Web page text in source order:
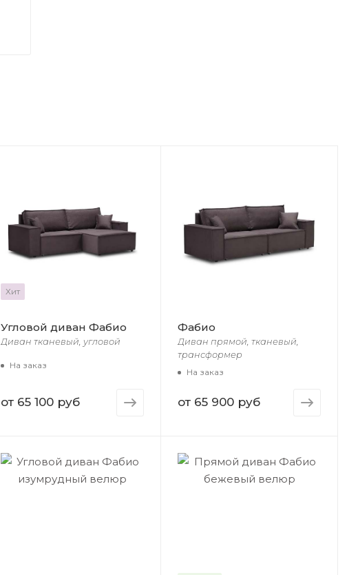
Хит
Угловой диван Фабио
Диван тканевый, угловой
На заказ
от 65 100 руб
Фабио
Диван прямой, тканевый,
трансформер
На заказ
от 65 900 руб